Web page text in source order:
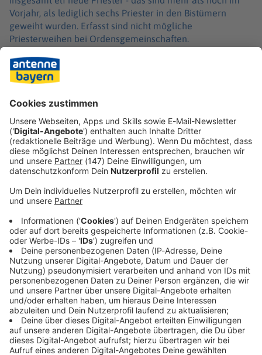
Vorjahr, als lediglich sechs Priester in den Bistümern
geweiht wurden. Erfasst sind nicht mögliche
Priesterweihen bei Ordensgemeinschaften.
Die Zahl der Neupriester sinkt bundesweit seit Jahren
rapide. Laut Statistik der Deutschen Bischofskonferenz
(DBK) feierten die Diözesen im Jahr 1962 noch 557
Priesterweihen. 2008 sank die Zahl erstmals unter 100.